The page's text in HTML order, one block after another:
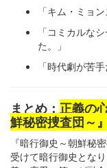
「キム・ミョ
「コミカルな
た。」
「時代劇が苦
まとめ： 正義の
鮮秘密捜査団～』
『暗行御史～朝鮮秘
受けて暗行御史とな